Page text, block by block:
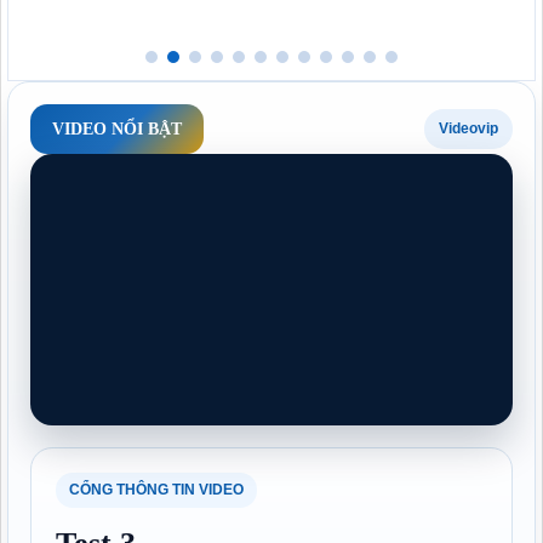
NukeViet 4.2 có gì mới?
Tuyển dụng lập trình viên PHP phát triển NukeViet
Phòng, Sở GD&ĐT
VIDEO NỔI BẬT Videovip
CỔNG THÔNG TIN VIDEO